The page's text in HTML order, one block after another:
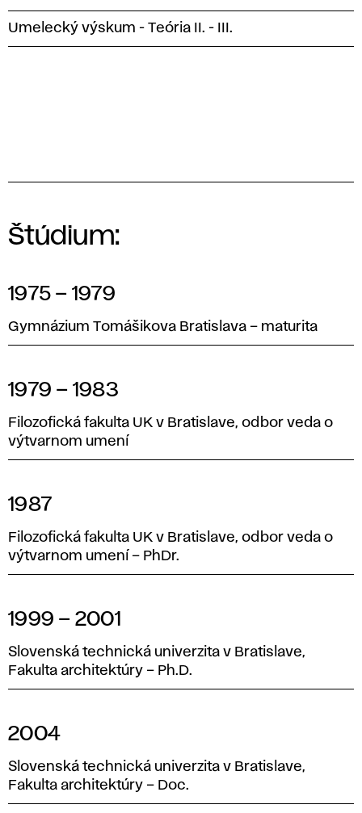
Umelecký výskum - Teória II. - III.
Štúdium:
1975 – 1979
Gymnázium Tomášikova Bratislava – maturita
1979 – 1983
Filozofická fakulta UK v Bratislave, odbor veda o
výtvarnom umení
1987
Filozofická fakulta UK v Bratislave, odbor veda o
výtvarnom umení – PhDr.
1999 – 2001
Slovenská technická univerzita v Bratislave,
Fakulta architektúry – Ph.D.
2004
Slovenská technická univerzita v Bratislave,
Fakulta architektúry – Doc.